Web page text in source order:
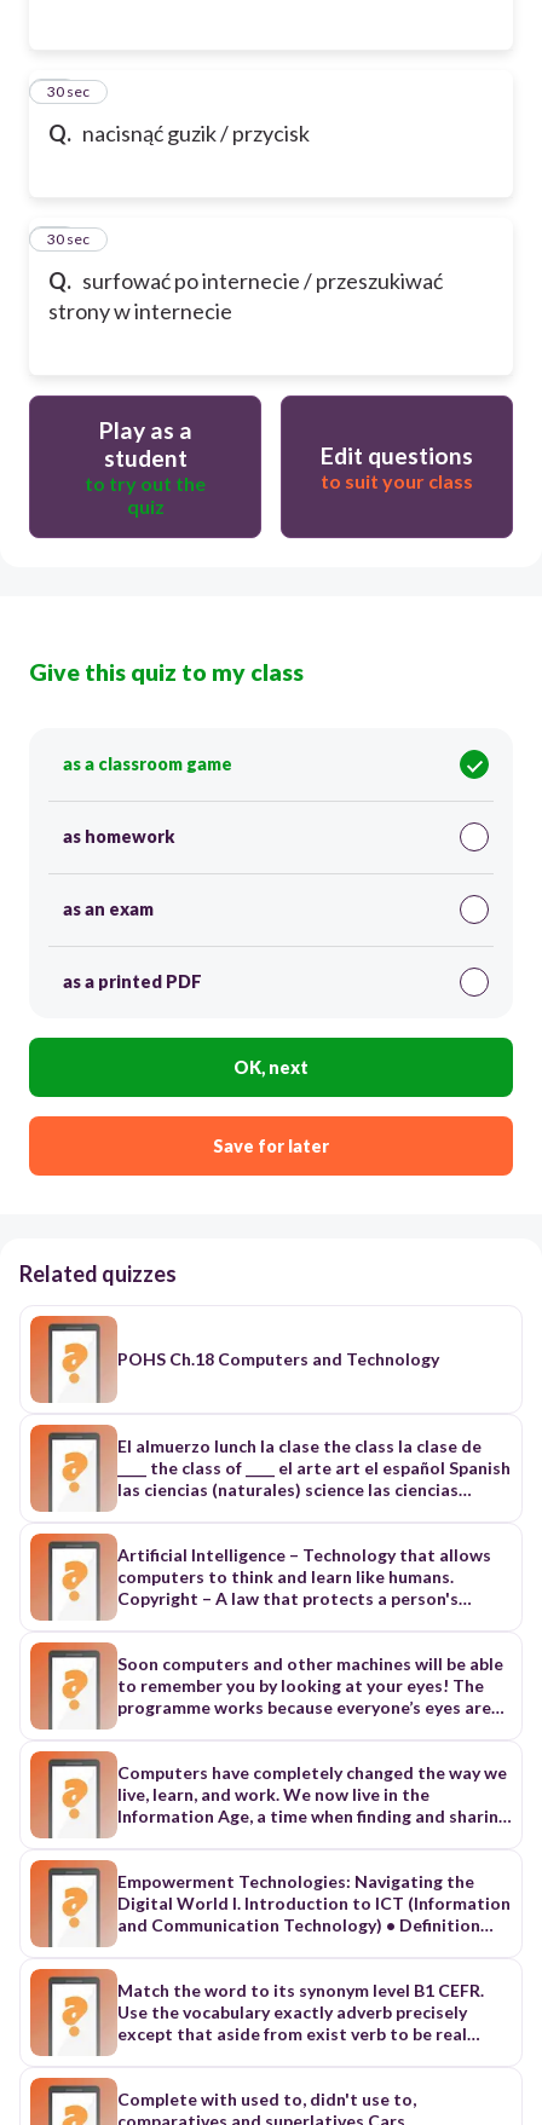
Q. nacisnąć guzik / przycisk
91
30 sec
Q. surfować po internecie / przeszukiwać
strony w internecie
92
30 sec
Play as a
student
to try out the
quiz
Edit questions
to suit your class
Give this quiz to my class
as a classroom game
as homework
as an exam
as a printed PDF
OK, next
Save for later
Related quizzes
POHS Ch.18 Computers and Technology
El almuerzo lunch la clase the class la clase de
____ the class of ____ el arte art el español Spanish
las ciencias (naturales) science las ciencias
matemáticas mathematics la tecnología
technology/computers el horario schedule en la . .
. hora in the . . . hour (class period) la tarea the
tercer/o/a third cuarto/a fourth quinto/a fifth
sexto/a sixth séptimo/a seventh octavo/a eighth
noveno/a ninth décimo/a tenth yo hablo I speak
habláis you guys speak ellos/ellas/Ustedes
hablan they speak / you guys speak nosotros we
yo I nosotras we (the girls) tú you vosotros you
ellas they (the girls) la calculadora calculator la
carpeta de argollas three-ring binder el
diccionario dictionary (yo) necesito I need (tú)
favorito/a favorite interesante interesting
práctico/a practical más . . . que more . . . than a
ver . . . Let's see ¿Quién? Who? para for mucho a
Artificial Intelligence – Technology that allows
computers to think and learn like humans.
Copyright – A law that protects a person's
be done; required by law or rules. Scribe – A
person whose job is to write or copy documents,
especially in ancient times. Priest – A person who
hand, like pottery or furniture. Merchant – A
person who buys and sells goods, often in a
market. Innovative – Introducing new ideas or
drying and wrapping it. Sarcophagus – A stone
coffin, often decorated, used in ancient times to
hold a dead body.
Soon computers and other machines will be able
to remember you by looking at your eyes! The
programme works because everyone’s eyes are
machine or take money out of a bank. You’ll just
have to look at the machine and it will be able to
tell who you are. The eye-recognition（识别）
Soon, this technology will take the place of all
other ways of finding out who people are.
However, scientists are working on other
smell! We already have machines that can tell
who you are from your voice or the mark made by
your finger. Eye-recognition is better than other
twins have different eyes, so the programme can
be up to 94％ correct, depending on how good
Computers have completely changed the way we
live, learn, and work. We now live in the
Information Age, a time when finding and sharing
cooking, or almost anything we want. However,
using computers too much can have negative
effects, especially on our brains. Some studies
information. It can also be harder to remember
things when we always rely on our phones
instead of thinking deeply for ourselves. To keep
going for walks, and having face-to-face
conversations can help. Technology is a
Empowerment Technologies: Navigating the
Digital World I. Introduction to ICT (Information
and Communication Technology) • Definition
web) to Web 2.0 (interactive and collaborative
web) • Examples of ICT tools: computers,
smartphones, cloud apps, internet
user-generated content, social media, blogs,
wikis • Difference between Web 1.0, Web 2.0, and
Match the word to its synonym level B1 CEFR.
Use the vocabulary exactly adverb precisely
except that aside from exist verb to be real
existence noun reality Example: The existence of
black holes has been confirmed by indirect
Complete with used to, didn't use to,
comparatives and superlatives Cars